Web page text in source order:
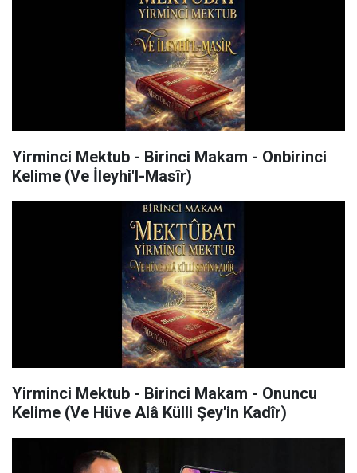
Yirminci Mektub - Birinci Makam - Onbirinci
Kelime (Ve İleyhi'l-Masîr)
Yirminci Mektub - Birinci Makam - Onuncu
Kelime (Ve Hüve Alâ Külli Şey'in Kadîr)